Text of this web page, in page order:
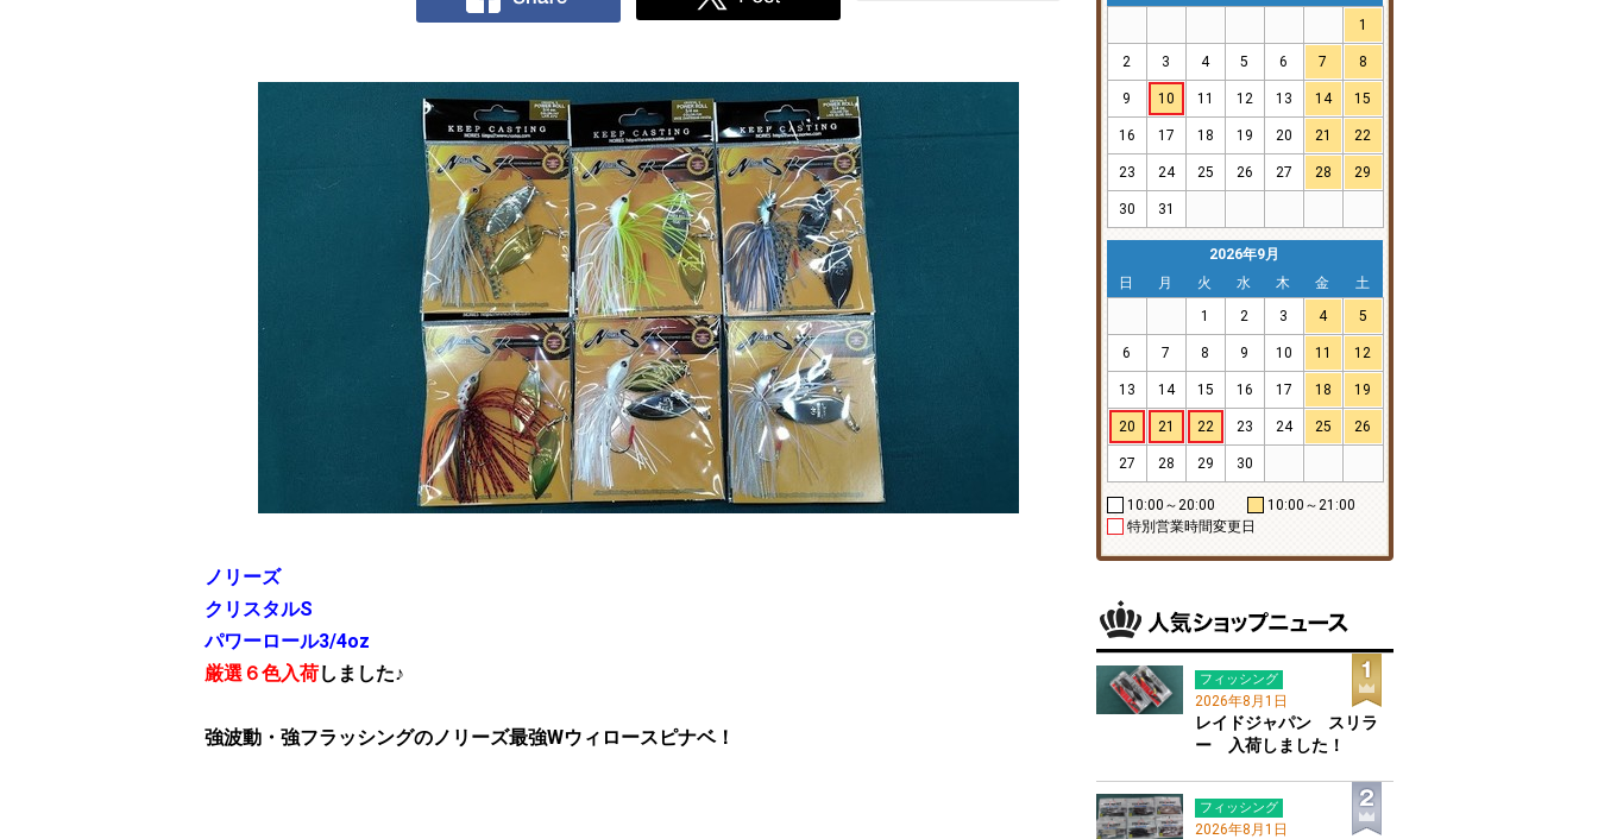
ノリーズ
クリスタルS
パワーロール3/4oz
厳選６色入荷しました♪
強波動・強フラッシングのノリーズ最強Wウィロースピナベ！
1
2 3 4 5 6 7 8
9 10 11 12 13 14 15
16 17 18 19 20 21 22
23 24 25 26 27 28 29
30 31
2026年9月
日
月 火 水 木 金
土
1
2 3 4 5
6 7 8 9 10 11 12
13 14 15 16 17 18 19
20 21 22 23 24 25 26
27 28 29 30
10:00～20:00
10:00～21:00
特別営業時間変更日
フィッシング
2026年8月1日
レイドジャパン スリラ
ー 入荷しました！
フィッシング
2026年8月1日